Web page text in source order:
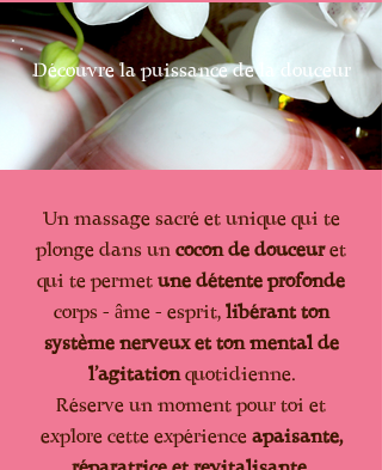
Découvre la puissance de la douceur
Un massage sacré et unique qui te
plonge dans un cocon de douceuret
qui te permet une détente profonde
corps - âme - esprit, libérant ton
système nerveux et ton mental de
l'agitationquotidienne.
Réserve un moment pour toi et
explore cette expérience apaisante,